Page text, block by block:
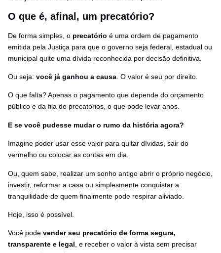
O que é, afinal, um precatório?
De forma simples, o precatório é uma ordem de pagamento
emitida pela Justiça para que o governo seja federal, estadual ou
municipal quite uma dívida reconhecida por decisão definitiva.
Ou seja: você já ganhou a causa . O valor é seu por direito.
O que falta? Apenas o pagamento que depende do orçamento
público e da fila de precatórios, o que pode levar anos.
E se você pudesse mudar o rumo da história agora?
Imagine poder usar esse valor para quitar dívidas, sair do
vermelho ou colocar as contas em dia.
Ou, quem sabe, realizar um sonho antigo abrir o próprio negócio,
investir, reformar a casa ou simplesmente conquistar a
tranquilidade de quem finalmente pode respirar aliviado.
Hoje, isso é possível.
Você pode vender seu precatório de forma segura,
transparente e legal, e receber o valor à vista sem precisar